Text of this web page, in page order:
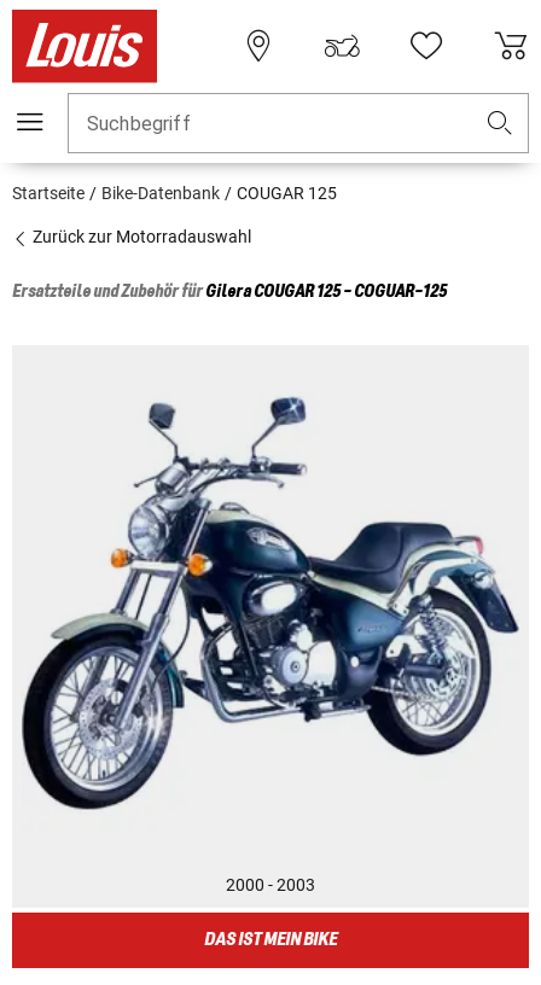
Suchbegriff
Startseite Bike-Datenbank COUGAR 125
Zurück zur Motorradauswahl
Ersatzteile und Zubehör fürGileraCOUGAR 125 - COGUAR-125
2000 - 2003
DAS IST MEIN BIKE